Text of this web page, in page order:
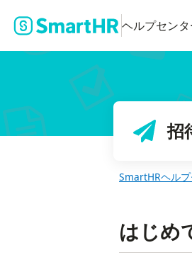
ヘルプセンタ
招
SmartHRヘル
はじめ